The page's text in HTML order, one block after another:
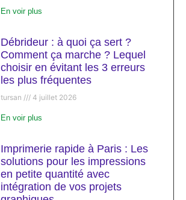
En voir plus
Débrideur : à quoi ça sert ?
Comment ça marche ? Lequel
choisir en évitant les 3 erreurs
les plus fréquentes
tursan 4 juillet 2026
En voir plus
Imprimerie rapide à Paris : Les
solutions pour les impressions
en petite quantité avec
intégration de vos projets